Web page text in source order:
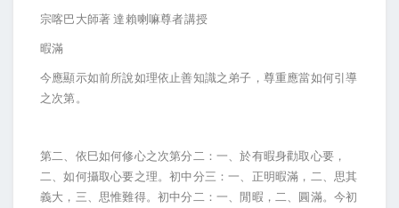
宗喀巴大師著 達賴喇嘛尊者講授
暇滿
今應顯示如前所說如理依止善知識之弟子，尊重應當如何引導
之次第。
第二、依巳如何修心之次第分二：一、於有暇身勸取心要，
二、如何攝取心要之理。初中分三：一、正明暇滿，二、思其
義大，三、思惟難得。初中分二：一、閒暇，二、圓滿。今初